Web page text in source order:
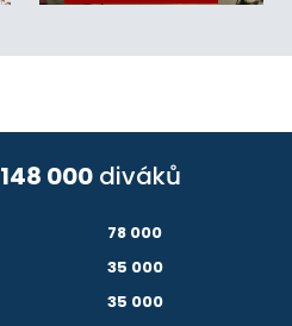
148 000 diváků
78 000
35 000
35 000